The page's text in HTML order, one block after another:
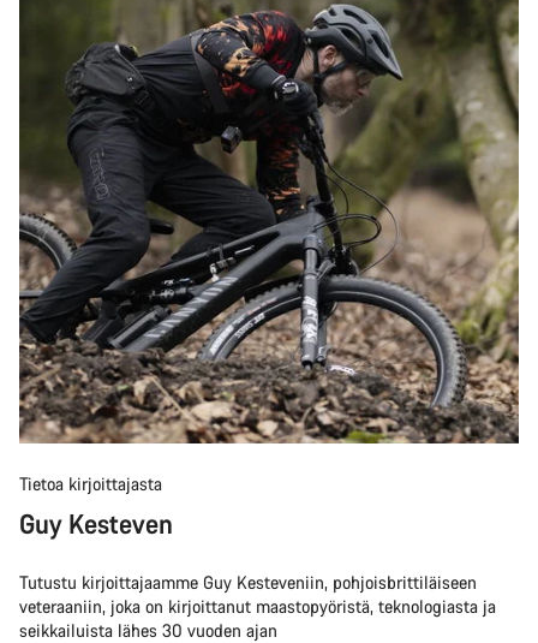
Tietoa kirjoittajasta
Guy Kesteven
Tutustu kirjoittajaamme Guy Kesteveniin, pohjoisbrittiläiseen
veteraaniin, joka on kirjoittanut maastopyöristä, teknologiasta ja
seikkailuista lähes 30 vuoden ajan